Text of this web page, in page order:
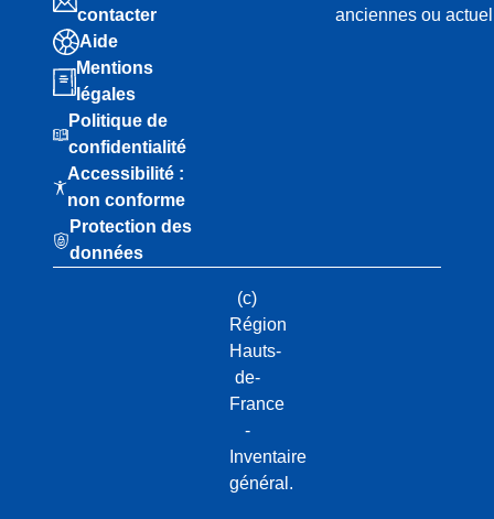
contacter
Aide
Mentions
légales
Politique de
confidentialité
Accessibilité :
non conforme
Protection des
données
anciennes ou
(c)
Région
Hauts-
de-
France
-
Inventaire
général.